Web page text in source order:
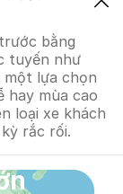
bằng
tuyến như
lựa chọn
hay mùa cao
loại xe khách
rắc rối.